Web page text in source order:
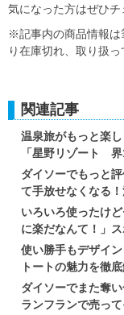
気になった方はぜひチ
※記事内の商品情報は
り在庫切れ、取り扱っ
関連記事
温泉旅がもっと楽
「星野リゾート 界
ダイソーでもっと
て手放せなくなる
いろいろ使ったけ
に楽だなんて！」
使い勝手もデザイ
トートの魅力を徹底
ダイソーでまた奪
ランフランで売っ